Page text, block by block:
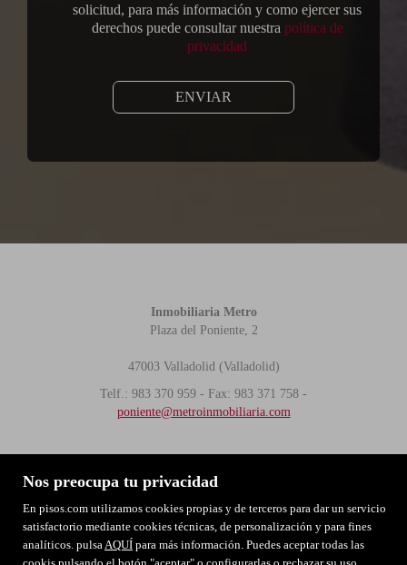
Nos preocupa tu privacidad
En pisos.com utilizamos cookies propias y de terceros para dar un servicio
satisfactorio mediante cookies técnicas, de personalización y para fines
analíticos. pulsaAQUÍ para más información. Puedes aceptar todas las
solicitud, para más información y como ejercer sus
derechos puede consultar nuestra política de
privacidad
ENVIAR
Inmobiliaria Metro
Plaza del Poniente, 2
47003 Valladolid (Valladolid)
Telf.: 983 370 959 - Fax: 983 371 758 -
poniente@metroinmobiliaria.com
POLITICA DE PRIVACIDAD